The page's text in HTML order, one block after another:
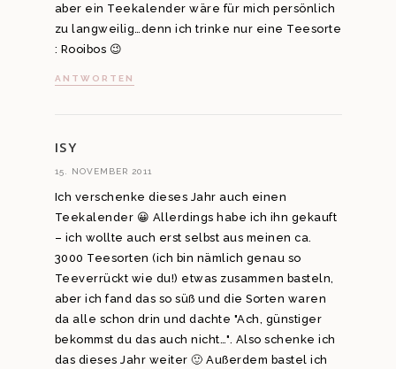
aber ein Teekalender wäre für mich persönlich
zu langweilig…denn ich trinke nur eine Teesorte
: Rooibos 😉
ANTWORTEN
ISY
15. NOVEMBER 2011
Ich verschenke dieses Jahr auch einen
Teekalender 😀 Allerdings habe ich ihn gekauft
– ich wollte auch erst selbst aus meinen ca.
3000 Teesorten (ich bin nämlich genau so
Teeverrückt wie du!) etwas zusammen basteln,
aber ich fand das so süß und die Sorten waren
da alle schon drin und dachte "Ach, günstiger
bekommst du das auch nicht…". Also schenke ich
das dieses Jahr weiter 🙂 Außerdem bastel ich